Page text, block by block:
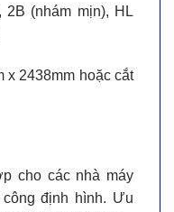
2B (nhám mịn), HL
x 2438mm hoặc cắt
cho các nhà máy
định hình. Ưu